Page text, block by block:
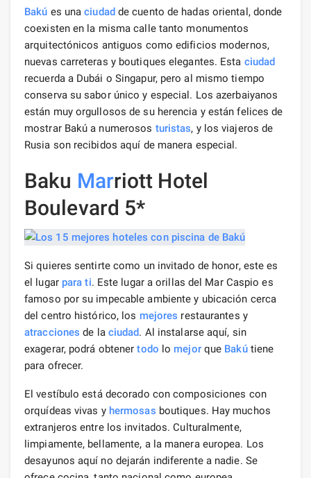
Bakú es unaciudadde cuento de hadas oriental, donde
coexisten en la misma calle tanto monumentos
arquitectónicos antiguos como edificios modernos,
nuevas carreteras y boutiques elegantes. Esta ciudad
recuerda a Dubái o Singapur, pero al mismo tiempo
conserva su sabor único y especial. Los azerbaiyanos
están muy orgullosos de su herencia y están felices de
mostrar Bakú a numerosos turistas, y los viajeros de
Rusia son recibidos aquí de manera especial.
Baku Marriott Hotel
Boulevard 5*
Si quieres sentirte como un invitado de honor, este es
el lugar para ti. Este lugar a orillas del Mar Caspio es
famoso por su impecable ambiente y ubicación cerca
del centro histórico, los mejores restaurantes y
atracciones de la ciudad. Al instalarse aquí, sin
exagerar, podrá obtenertodo lo mejorque Bakútiene
para ofrecer.
El vestíbulo está decorado con composiciones con
orquídeas vivas y hermosas boutiques. Hay muchos
extranjeros entre los invitados. Culturalmente,
limpiamente, bellamente, a la manera europea. Los
desayunos aquí no dejarán indiferente a nadie. Se